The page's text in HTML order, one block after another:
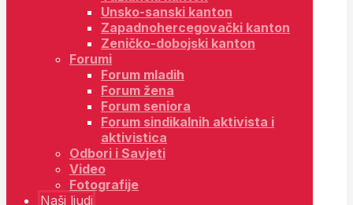
Unsko-sanski kanton
Zapadnohercegovački kanton
Zeničko-dobojski kanton
Forumi
Forum mladih
Forum žena
Forum seniora
Forum sindikalnih aktivista i
aktivistica
Odbori i Savjeti
Video
Fotografije
Naši ljudi